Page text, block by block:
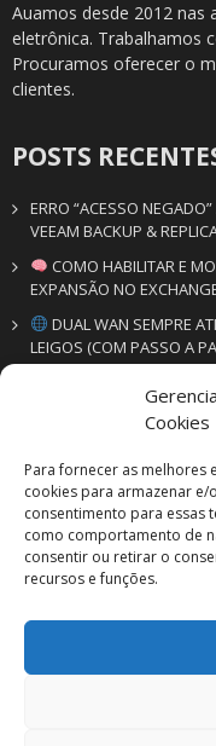
Cookies
Para fornecer as melhores
cookies para armazenar
consentimento para essas
como comportamento de
consentir ou retirar o
recursos e funções.
Auamos desde 2012 nas
eletrônica. Trabalhamos
Procuramos oferecer o
clientes.
POSTS
ERRO “ACESSO
VEEAM BACKUP &
COMO HABILITAR E
EXPANSÃO NO
DUAL WAN SEMPRE
LEIGOS (COM PASSO A
VM SERV | VM SEG
Soluções em
+55 19 3500-6978
+55 19 99352-3061
©2012-2023 VM SERV |